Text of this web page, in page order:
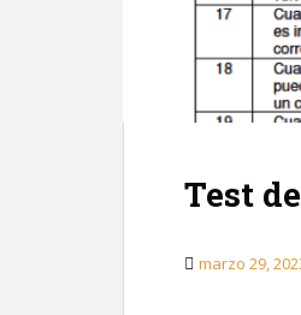
Test
marzo 29,